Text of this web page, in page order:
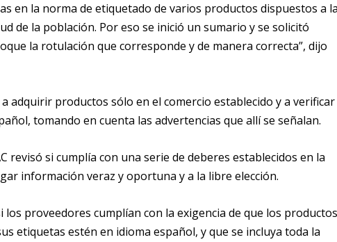
en la norma de etiquetado de varios productos dispuestos a la
de la población. Por eso se inició un sumario y se solicitó
la rotulación que corresponde y de manera correcta”, dijo
adquirir productos sólo en el comercio establecido y a verificar
tomando en cuenta las advertencias que allí se señalan.
revisó si cumplía con una serie de deberes establecidos en la
información veraz y oportuna y a la libre elección.
proveedores cumplían con la exigencia de que los productos
etiquetas estén en idioma español, y que se incluya toda la